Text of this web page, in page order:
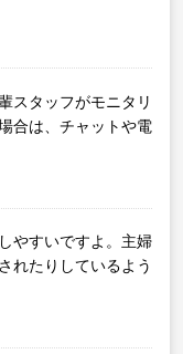
スタッフがモニタリ
合は、チャットや電
やすいですよ。主婦
れたりしているよう